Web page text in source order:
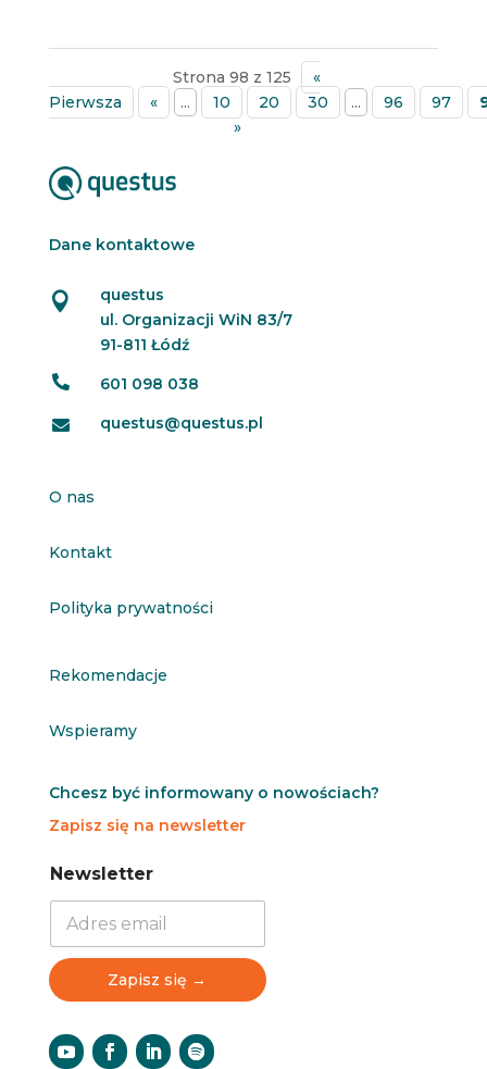
Strona 98 z 125
«
Pierwsza
« ... 10 20 30 ... 96 97
»
Dane kontaktowe

questus
ul. Organizacji WiN 83/7
91-811 Łódź
 601 098 038
 questus@questus.pl
O nas
Kontakt
Polityka prywatności
Rekomendacje
Wspieramy
Chcesz być informowany o nowościach?
Zapisz się na newsletter
N
e
t
e
r
N
e
t
e
r
Newsletter
Zapisz się →